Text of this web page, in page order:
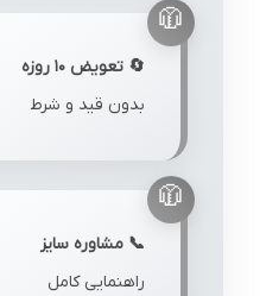
🔄 تعویض ۱۰ روزه
بدون قید و شرط
📞 مشاوره سایز
راهنمایی کامل